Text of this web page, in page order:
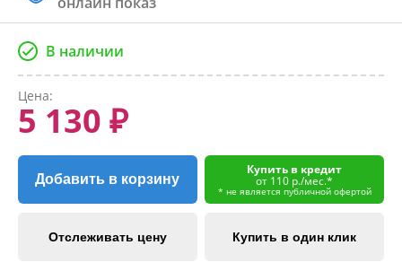
В наличии
Цена:
5 130 ₽
Добавить в корзину
Купить в кредит
от 110 р./мес.*
* не является публичной офертой
Отслеживать цену Купить в один клик